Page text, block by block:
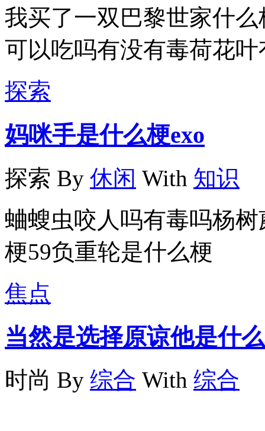
我买了一双巴黎世家什
可以吃吗有没有毒荷花
探索
妈咪手是什么梗exo
探索 By 休闲 With 知识
蛐螋虫咬人吗有毒吗杨
梗59负重轮是什么梗
焦点
当然是选择原谅他是什
时尚 By 综合 With 综合